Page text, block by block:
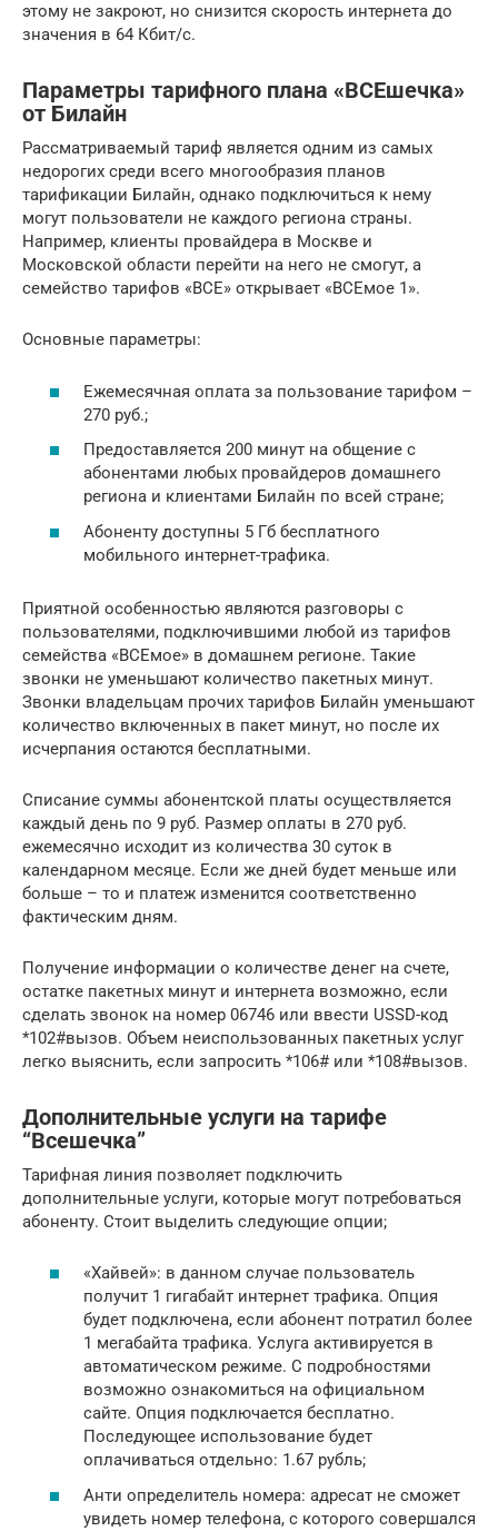
этому не закроют, но снизится скорость интернета до
значения в 64 Кбит/с.
Параметры тарифного плана «ВСЕшечка»
от Билайн
Рассматриваемый тариф является одним из самых
недорогих среди всего многообразия планов
тарификации Билайн, однако подключиться к нему
могут пользователи не каждого региона страны.
Например, клиенты провайдера в Москве и
Московской области перейти на него не смогут, а
семейство тарифов «ВСЕ» открывает «ВСЕмое 1».
Основные параметры:
Ежемесячная оплата за пользование тарифом –
270 руб.;
Предоставляется 200 минут на общение с
абонентами любых провайдеров домашнего
региона и клиентами Билайн по всей стране;
Абоненту доступны 5 Гб бесплатного
мобильного интернет-трафика.
Приятной особенностью являются разговоры с
пользователями, подключившими любой из тарифов
семейства «ВСЕмое» в домашнем регионе. Такие
звонки не уменьшают количество пакетных минут.
Звонки владельцам прочих тарифов Билайн уменьшают
количество включенных в пакет минут, но после их
исчерпания остаются бесплатными.
Списание суммы абонентской платы осуществляется
каждый день по 9 руб. Размер оплаты в 270 руб.
ежемесячно исходит из количества 30 суток в
календарном месяце. Если же дней будет меньше или
больше – то и платеж изменится соответственно
фактическим дням.
Получение информации о количестве денег на счете,
остатке пакетных минут и интернета возможно, если
сделать звонок на номер 06746 или ввести USSD-код
*102#вызов. Объем неиспользованных пакетных услуг
легко выяснить, если запросить *106# или *108#вызов.
Дополнительные услуги на тарифе
“Всешечка”
Тарифная линия позволяет подключить
дополнительные услуги, которые могут потребоваться
абоненту. Стоит выделить следующие опции;
«Хайвей»: в данном случае пользователь
получит 1 гигабайт интернет трафика. Опция
будет подключена, если абонент потратил более
1 мегабайта трафика. Услуга активируется в
автоматическом режиме. С подробностями
возможно ознакомиться на официальном
сайте. Опция подключается бесплатно.
Последующее использование будет
оплачиваться отдельно: 1.67 рубль;
Анти определитель номера: адресат не сможет
увидеть номер телефона, с которого совершался